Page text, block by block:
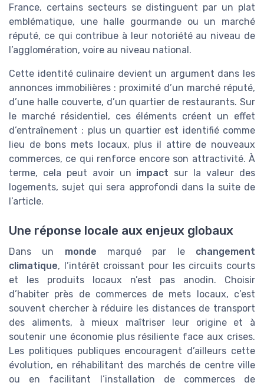
France, certains secteurs se distinguent par un plat
emblématique, une halle gourmande ou un marché
réputé, ce qui contribue à leur notoriété au niveau de
l’agglomération, voire au niveau national.
Cette identité culinaire devient un argument dans les
annonces immobilières : proximité d’un marché réputé,
d’une halle couverte, d’un quartier de restaurants. Sur
le marché résidentiel, ces éléments créent un effet
d’entraînement : plus un quartier est identifié comme
lieu de bons mets locaux, plus il attire de nouveaux
commerces, ce qui renforce encore son attractivité. À
terme, cela peut avoir un impact sur la valeur des
logements, sujet qui sera approfondi dans la suite de
l’article.
Une réponse locale aux enjeux globaux
Dans un monde marqué par le changement
climatique, l’intérêt croissant pour les circuits courts
et les produits locaux n’est pas anodin. Choisir
d’habiter près de commerces de mets locaux, c’est
souvent chercher à réduire les distances de transport
des aliments, à mieux maîtriser leur origine et à
soutenir une économie plus résiliente face aux crises.
Les politiques publiques encouragent d’ailleurs cette
évolution, en réhabilitant des marchés de centre ville
ou en facilitant l’installation de commerces de